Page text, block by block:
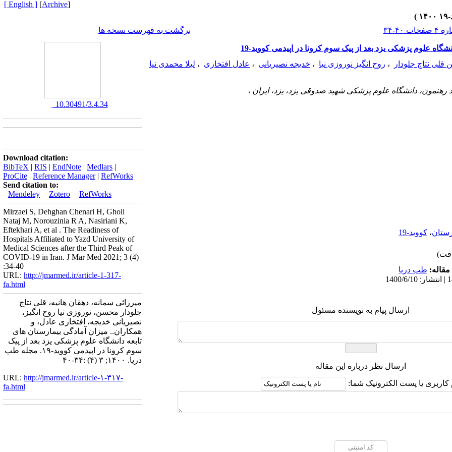
[
Archive
]
[ English ]
برگشت به فهرست نسخه ها
علوم پزشکی یزد بعد از پیک سوم کرونا در اپیدمی کووید-19
نتاج جلودار ، روح انگیز نوروزی نیا ، خدیجه نصیریانی ، عادل افتخاری ، لیلا محمدی نیا
رهنمون، دانشگاه علوم پزشکی شهید صدوقی یزد، یزد، ایران ،
، کووید-19
طب دریا
ارسال پیام به نویسنده مسئول
ارسال نظر درباره این مقاله
کاربری یا پست الکترونیک شما:
‎ 10.30491/3.4.34
Download citation:
BibTeX | RIS | EndNote | Medlars |
ProCite | Reference Manager| RefWorks
Send citation to:
Mendeley
Zotero RefWorks
Mirzaei S, Dehghan Chenari H, Gholi
Nataj M, Norouzinia R A, Nasiriani K,
Eftekhari A, et al . The Readiness of
Hospitals Affiliated to Yazd University of
Medical Sciences after the Third Peak of
COVID-19 in Iran. J Mar Med 2021; 3 (4)
:34-40
URL: http://jmarmed.ir/article-1-317-
fa.html
میرزائی سمانه، دهقان هانیه، قلی نتاج
جلودار محسن، نوروزی نیا روح انگیز،
نصیریانی خدیجه، افتخاری عادل، و
همکاران.. میزان آمادگی بیمارستان های
تابعه دانشگاه علوم پزشکی یزد بعد از پیک
سوم کرونا در اپیدمی کووید-۱۹. مجله طب
دریا. ۱۴۰۰; ۳ (۴) :۳۴-۴۰
URL: http://jmarmed.ir/article-۱-۳۱۷-
fa.html